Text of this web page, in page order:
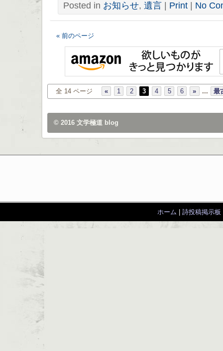
Posted in お知らせ, 遺言 Print No
« 前のページ
全 14 ページ « 1 2 3 4 5 6 » ... 最
© 2016 文学極道 blog
ホーム 詩投稿掲示板